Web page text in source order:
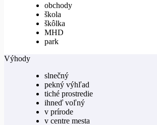
obchody
škola
škôlka
MHD
park
Výhody
slnečný
pekný výhľad
tiché prostredie
ihneď voľný
v prírode
v centre mesta